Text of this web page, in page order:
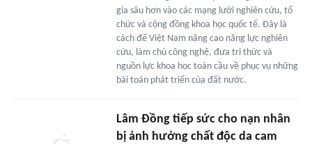
gia sâu hơn vào các mạng lưới nghiên cứu, tổ
chức và cộng đồng khoa học quốc tế. Đây là
cách để Việt Nam nâng cao năng lực nghiên
cứu, làm chủ công nghệ, đưa tri thức và
nguồn lực khoa học toàn cầu về phục vụ những
bài toán phát triển của đất nước.
Lâm Đồng tiếp sức cho nạn nhân
bị ảnh hưởng chất độc da cam